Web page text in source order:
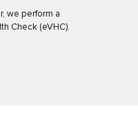
we perform a
Check (eVHC).